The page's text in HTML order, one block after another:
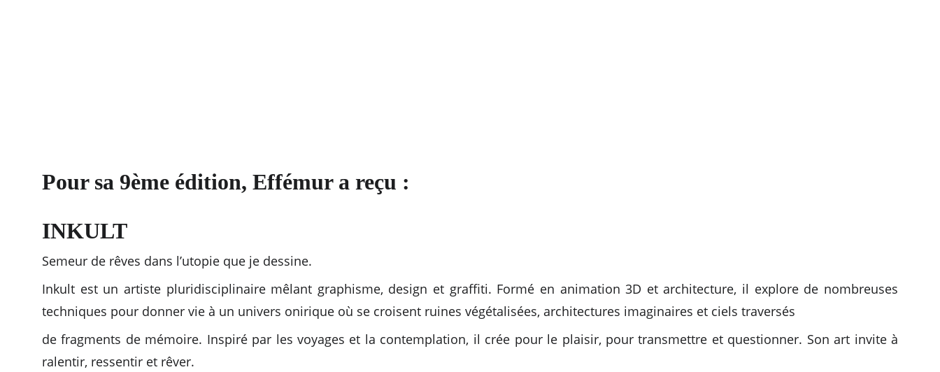
Pour sa 9ème édition, Effémur a reçu :
INKULT
Semeur de rêves dans l’utopie que je dessine.
Inkult est un artiste pluridisciplinaire mêlant graphisme, design et graffiti. Formé en animation 3D et architecture, il explore de nombreuses
techniques pour donner vie à un univers onirique où se croisent ruines végétalisées, architectures imaginaires et ciels traversés
de fragments de mémoire. Inspiré par les voyages et la contemplation, il crée pour le plaisir, pour transmettre et questionner. Son art invite à
ralentir, ressentir et rêver.